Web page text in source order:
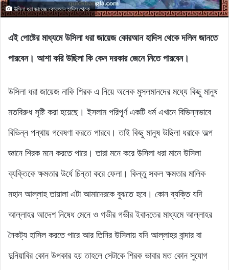
উসিলা ধরা জায়েজ কোরআন হাদিস থেকে
এই পোষ্টের মাধ্যমে উসিলা ধরা জায়েজ কোরআন হাদিস থেকে দলিল জানতে
পারবেন। আশা করি উছিলা কি কেন দরকার জেনে নিতে পারবেন।
উসিলা ধরা জায়েজ নাকি শিরক এ নিয়ে অনেক মুসলমানদের মধ্যে কিছু মানুষ
মতবিরুধ সৃষ্টি করা হয়েছে। ইসলাম পরিপূর্ণ একটি ধর্ম এখানে বিভিন্নভাবে
বিভিন্ন পন্থায় গবেষণা করতে পারবে। তাই কিছু মানুষ উছিলা ধরাকে অল্প
জ্ঞানে শিরক মনে করতে পারে। তারা মনে করে উসিলা ধরা মানে উসিলা
ব্যক্তিকে ক্ষমতার উর্ধে চিন্তা করে ফেলা। কিন্তু সকল ক্ষমতার মালিক
মহান আল্লাহ তায়ালা এটা আমাদেরকে বুঝতে হবে। কোন ব্যক্তি যদি
আল্লাহর আদেশ নিষেধ মেনে ও গভীর গভীর ইবাদতের মাধ্যমে আল্লাহর
নৈকট্য হাসিল করতে পারে আর তিনির উসিলায় যদি আল্লাহর বান্দার বা
দুনিয়াবির কোন উপকার হয় তাহলে সেটাকে শিরক ভাবার মত কোন সুযোগ